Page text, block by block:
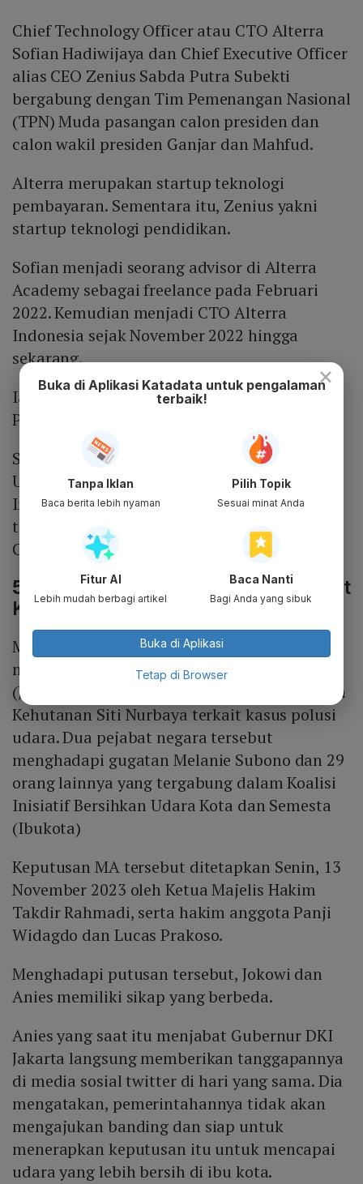
Chief Technology Officer atau CTO Alterra
Sofian Hadiwijaya dan Chief Executive Officer
alias CEO Zenius Sabda Putra Subekti
bergabung dengan Tim Pemenangan Nasional
(TPN) Muda pasangan calon presiden dan
calon wakil presiden Ganjar dan Mahfud.
Alterra merupakan startup teknologi
pembayaran. Sementara itu, Zenius yakni
startup teknologi pendidikan.
Sofian menjadi seorang advisor di Alterra
Academy sebagai freelance pada Februari
2022. Kemudian menjadi CTO Alterra
Indonesia sejak November 2022 hingga
sekarang.
Ia juga salah satu pendiri startup Warung
Pintar.
Sofian menyelesaikan pendidikan sarjana di
Universitas Bina Nusantara (BINUS) jurusan
Industrial Engineering pada 2006. Ia
termasuk dalam daftar Forbes 30 under 30
Class 2019.
5.
Beda Sikap Anies dan Jokowi Saat
Kalah Gugatan Kasus Polusi Udara
Mahkamah Agung memutuskan untuk
menolak kasasi Presiden Joko Widodo
(Jokowi) serta Menteri Lingkungan Hidup dan
Kehutanan Siti Nurbaya terkait kasus polusi
udara. Dua pejabat negara tersebut
menghadapi gugatan Melanie Subono dan 29
orang lainnya yang tergabung dalam Koalisi
Inisiatif Bersihkan Udara Kota dan Semesta
(Ibukota)
Keputusan MA tersebut ditetapkan Senin, 13
November 2023 oleh Ketua Majelis Hakim
Takdir Rahmadi, serta hakim anggota Panji
Widagdo dan Lucas Prakoso.
Menghadapi putusan tersebut, Jokowi dan
Anies memiliki sikap yang berbeda.
Anies yang saat itu menjabat Gubernur DKI
Jakarta langsung memberikan tanggapannya
di media sosial twitter di hari yang sama. Dia
mengatakan, pemerintahannya tidak akan
mengajukan banding dan siap untuk
menerapkan keputusan itu untuk mencapai
udara yang lebih bersih di ibu kota.
×
Buka di Aplikasi Katadata untuk pengalaman
terbaik!
Tanpa Iklan
Baca berita lebih nyaman
Pilih Topik
Sesuai minat Anda
Fitur AI
Lebih mudah berbagi artikel
Baca Nanti
Bagi Anda yang sibuk
Buka di Aplikasi
Tetap di Browser